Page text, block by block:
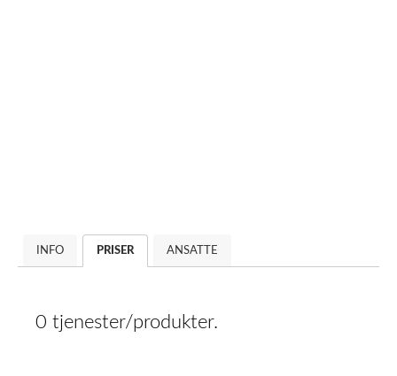
INFO PRISER ANSATTE
0 tjenester/produkter.